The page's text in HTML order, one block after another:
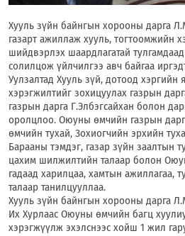
Хууль зүйн байнгын хорооны дарга
газарт ажиллаж хууль, тогтоомжийн
шийдвэрлэх шаардлагатай
солилцож үйлчилгээ авч байгаа
Уулзалтад Хууль зүй, дотоод
хэрэгжилтийг зохицуулах газрын
газрын дарга Г.Элбэгсайхан болон
оролцлоо. Оюуны өмчийн газрын
өмчийн тухай, Зохиогчийн эрхийн
Барааны тэмдэг, газар зүйн заалтын
цахим шилжилтийн талаар болон
гадаад харилцаа, хамтын ажиллагаа,
талаар танилцууллаа.
Хууль зүйн байнгын хорооны дарга
Их Хурлаас Оюуны өмчийн багц
хэрэгжүүлж эхэлснээс хойш 1 жил